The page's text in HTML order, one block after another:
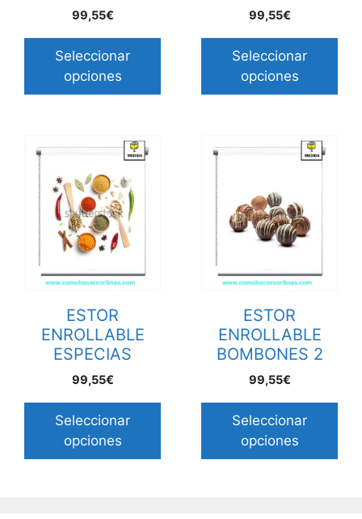
99,55€
Seleccionar
opciones
99,55€
Seleccionar
opciones
ESTOR
ENROLLABLE
ESPECIAS
99,55€
Seleccionar
opciones
ESTOR
ENROLLABLE
BOMBONES 2
99,55€
Seleccionar
opciones